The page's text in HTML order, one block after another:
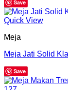
Save
Quick View
Meja
Meja Jati Solid
Save